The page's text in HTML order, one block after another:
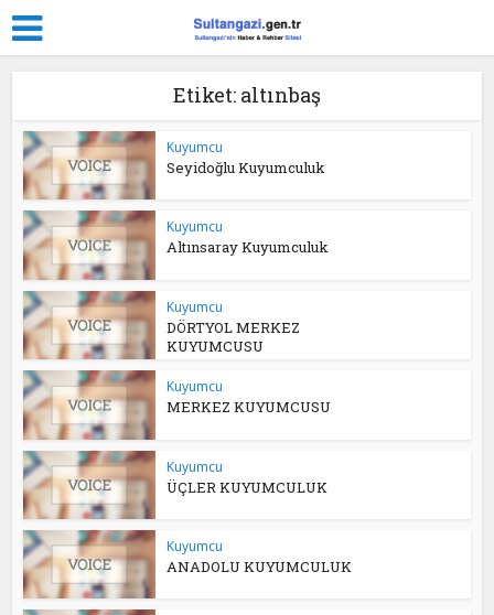
Etiket: altınbaş
Kuyumcu
Seyidoğlu Kuyumculuk
Kuyumcu
Altınsaray Kuyumculuk
Kuyumcu
DÖRTYOL MERKEZ
KUYUMCUSU
Kuyumcu
MERKEZ KUYUMCUSU
Kuyumcu
ÜÇLER KUYUMCULUK
Kuyumcu
ANADOLU KUYUMCULUK